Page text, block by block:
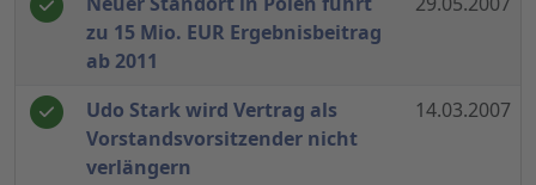
zu 15 Mio. EUR Ergebnisbeitrag
ab 2011
Udo Stark wird Vertrag als
Vorstandsvorsitzender nicht
verlängern
14.03.2007